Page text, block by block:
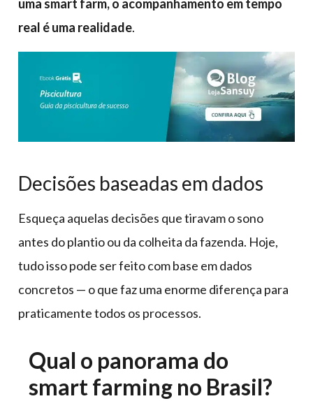
uma smart farm, o acompanhamento em tempo
real é uma realidade.
Decisões baseadas em dados
Esqueça aquelas decisões que tiravam o sono
antes do plantio ou da colheita da fazenda. Hoje,
tudo isso pode ser feito com base em dados
concretos — o que faz uma enorme diferença para
praticamente todos os processos.
Qual o panorama do
smart farming no Brasil?